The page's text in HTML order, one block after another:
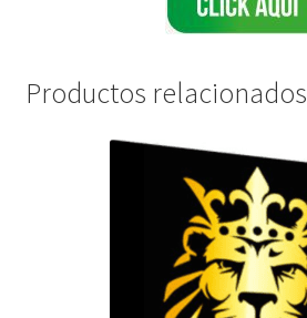
Productos relacionados